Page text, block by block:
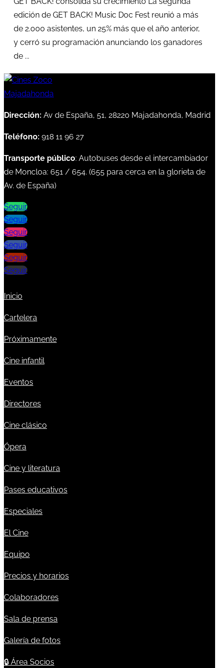
edición de GET BACK! Music Doc Fest reunió a más
de 2.000 asistentes, un 25% más que el año anterior,
y cerró su programación anunciando los ganadores
de ...
Dirección: Av de España, 51, 28220 Majadahonda, Madrid
Teléfono: 918 11 96 27
Transporte público: Autobuses desde el intercambiador
de Moncloa: 651 / 654. (655 para cerca en la glorieta de
Av. de España)
Seguir
Seguir
Seguir
Seguir
Seguir
Seguir
Inicio
Cartelera
Próximamente
Cine infantil
Eventos
Directores
Cine clásico
Ópera
Cine y literatura
Pases educativos
Especiales
El Cine
Equipo
Precios y horarios
Colaboradores
Sala de prensa
Galería de fotos
🔒 Área Socios